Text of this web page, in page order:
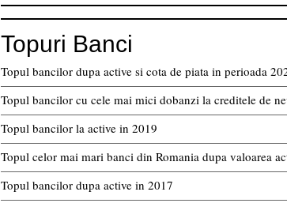
Topuri Banci
Topul bancilor dupa active si cota de piata in perioada
Topul bancilor cu cele mai mici dobanzi la creditele de
Topul bancilor la active in 2019
Topul celor mai mari banci din Romania dupa valoarea
Topul bancilor dupa active in 2017